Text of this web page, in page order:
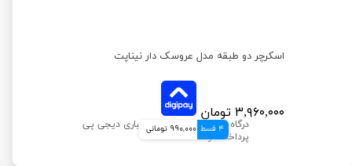
اسکرچر دو طبقه مدل عروسک دار نیناپت
۳,۹۶۰,۰۰۰ تومان
4 قسط 990,000 تومانی